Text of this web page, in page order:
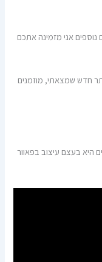
אני מזמינה אתכם
חדש שמצאתי, מוזמנים
היא בעצם עיצוב בפאוור